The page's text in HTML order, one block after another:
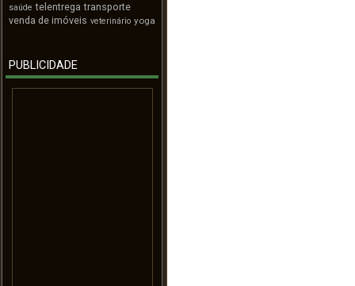
saúde telentrega transporte
venda de imóveis veterinário yoga
PUBLICIDADE